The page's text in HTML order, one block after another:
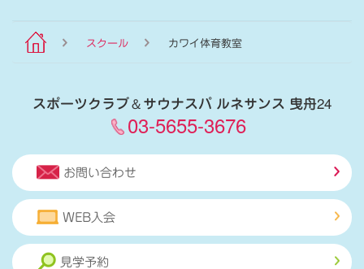
スクール カワイ体育教室
スポーツクラブ＆サウナスパ ルネサンス 曳舟24
03-5655-3676
お問い合わせ
WEB入会
見学予約